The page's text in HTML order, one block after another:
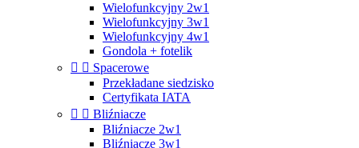
Wielofunkcyjny 2w1
Wielofunkcyjny 3w1
Wielofunkcyjny 4w1
Gondola + fotelik
  Spacerowe
Przekładane siedzisko
Certyfikata IATA
  Bliźniacze
Bliźniacze 2w1
Bliźniacze 3w1